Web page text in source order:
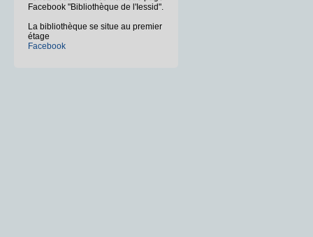
Facebook "Bibliothèque de l'Iessid".
La bibliothèque se situe au premier
étage
Facebook